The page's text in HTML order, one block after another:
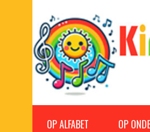
OP ALFABET OP